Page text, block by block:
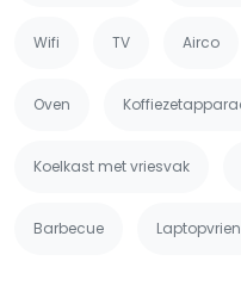
Wifi TV Airco
Oven
Koelkast met vriesvak
Barbecue